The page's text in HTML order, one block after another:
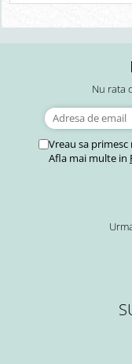
Nu rata
Vreau sa
Afla mai multe in